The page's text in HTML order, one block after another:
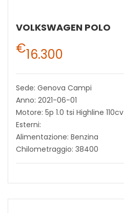
VOLKSWAGEN POLO
€16.300
Sede: Genova Campi
Anno: 2021-06-01
Motore: 5p 1.0 tsi Highline 110cv
Esterni:
Alimentazione: Benzina
Chilometraggio: 38400